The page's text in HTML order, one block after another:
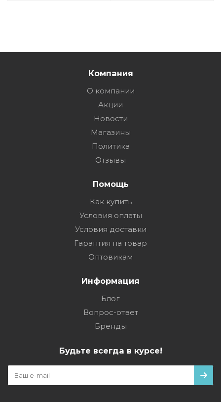
Компания
О компании
Акции
Новости
Магазины
Политика
Отзывы
Помощь
Как купить
Условия оплаты
Условия доставки
Гарантия на товар
Оптовикам
Информация
Блог
Вопрос-ответ
Бренды
Будьте всегда в курсе!